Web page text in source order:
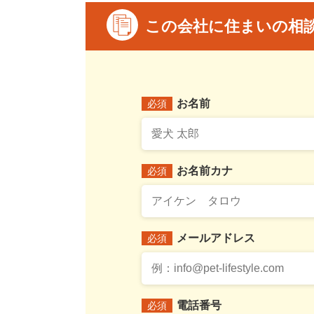
この会社に住まいの相
必須 お名前
必須 お名前カナ
必須 メールアドレス
必須 電話番号